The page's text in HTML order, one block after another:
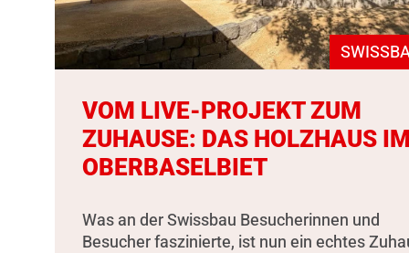
VOM LIVE-PROJEKT ZUM
ZUHAUSE: DAS HOLZHAUS
OBERBASELBIET
Was an der Swissbau Besucherinnen und
Besucher faszinierte, ist nun ein echtes